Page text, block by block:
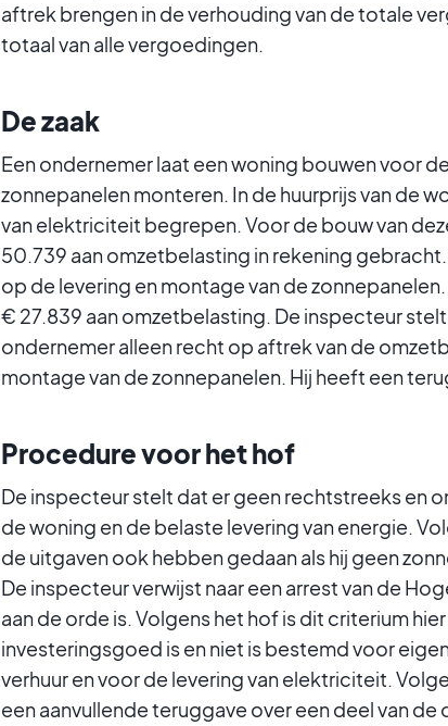
aftrek brengen in de verhouding van de totale
totaal van alle vergoedingen.
De zaak
Een ondernemer laat een woning bouwen voor
zonnepanelen monteren. In de huurprijs van de
van elektriciteit begrepen. Voor de bouw van
50.739 aan omzetbelasting in rekening
op de levering en montage van de
€ 27.839 aan omzetbelasting. De inspecteur
ondernemer alleen recht op aftrek van de
montage van de zonnepanelen. Hij heeft een
Procedure voor het hof
De inspecteur stelt dat er geen rechtstreeks en
de woning en de belaste levering van energie.
de uitgaven ook hebben gedaan als hij geen
De inspecteur verwijst naar een arrest van de
aan de orde is. Volgens het hof is dit criterium
investeringsgoed is en niet is bestemd voor
verhuur en voor de levering van elektriciteit.
een aanvullende teruggave over een deel van